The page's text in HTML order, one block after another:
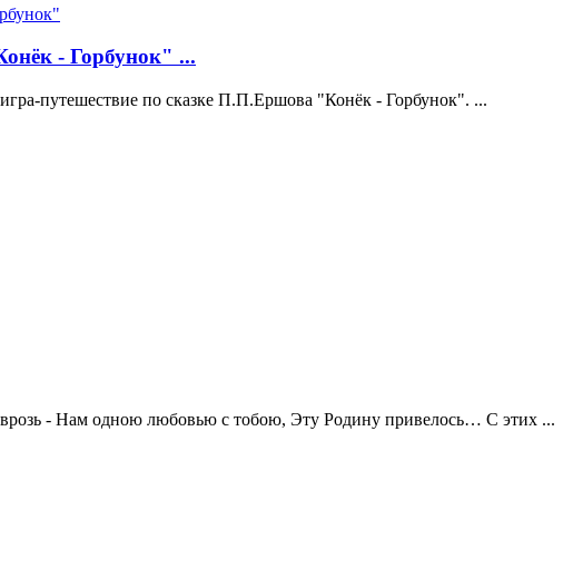
- Горбунок" ...
путешествие по сказке П.П.Ершова "Конёк - Горбунок". ...
- Нам одною любовью с тобою, Эту Родину привелось… С этих ...